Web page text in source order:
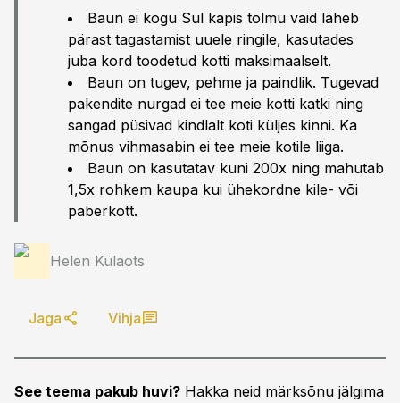
Baun ei kogu Sul kapis tolmu vaid läheb
pärast tagastamist uuele ringile, kasutades
juba kord toodetud kotti maksimaalselt.
Baun on tugev, pehme ja paindlik. Tugevad
pakendite nurgad ei tee meie kotti katki ning
sangad püsivad kindlalt koti küljes kinni. Ka
mõnus vihmasabin ei tee meie kotile liiga.
Baun on kasutatav kuni 200x ning mahutab
1,5x rohkem kaupa kui ühekordne kile- või
paberkott.
Helen Külaots
Jaga Vihja
See teema pakub huvi? Hakka neid märksõnu jälgima